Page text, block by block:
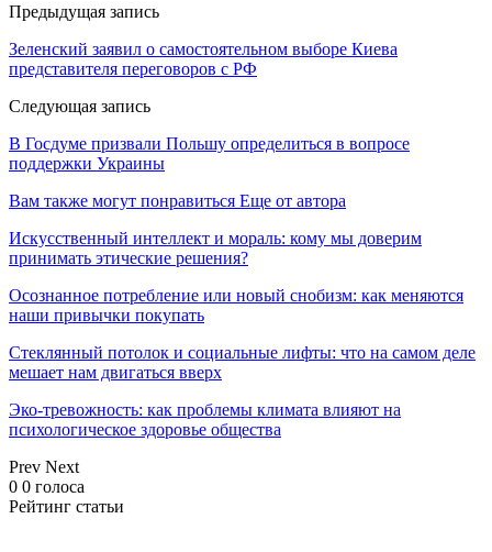
Предыдущая запись
Зеленский заявил о самостоятельном выборе Киева
представителя переговоров с РФ
Следующая запись
В Госдуме призвали Польшу определиться в вопросе
поддержки Украины
Вам также могут понравиться Еще от автора
Искусственный интеллект и мораль: кому мы доверим
принимать этические решения?
Осознанное потребление или новый снобизм: как меняются
наши привычки покупать
Стеклянный потолок и социальные лифты: что на самом деле
мешает нам двигаться вверх
Эко-тревожность: как проблемы климата влияют на
психологическое здоровье общества
Prev Next
0 0 голоса
Рейтинг статьи